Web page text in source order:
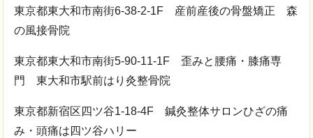
東京都東大和市南街6-38-2-1F 産前産後の骨盤矯正 森
の風接骨院
東京都東大和市南街5-90-11-1F 歪みと腰痛・膝痛専
門 東大和市駅前はり灸整骨院
東京都新宿区四ツ谷1-18-4F 鍼灸整体サロンひざの痛
み・頭痛は四ツ谷ハリー